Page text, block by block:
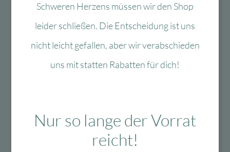
Bewertungen (0)
Kostenloser
Mit viel Liebe
ausgewählte &
verpackte
Produkte
30 Tage Rückgaberecht
Schweren Herzens müssen wir den Shop
leider schließen. Die Entscheidung ist uns
nicht leicht gefallen, aber wir verabschieden
uns mit statten Rabatten für dich!
Nur so lange der Vorrat
reicht!